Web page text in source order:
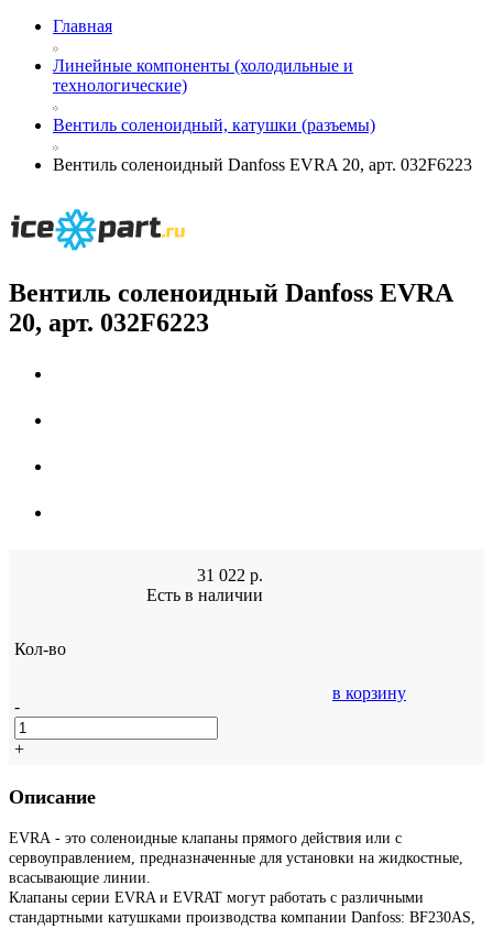
Главная
Линейные компоненты (холодильные и
технологические)
Вентиль соленоидный, катушки (разъемы)
Вентиль соленоидный Danfoss EVRA 20, арт. 032F6223
Вентиль соленоидный Danfoss EVRA
20, арт. 032F6223
31 022 р.
Есть в наличии
Кол-во
-
+
в корзину
Описание
EVRА - это соленоидные клапаны прямого действия или с
сервоуправлением, предназначенные для установки на жидкостные,
всасывающие линии.
Клапаны серии EVRA и EVRAT могут работать с различными
стандартными катушками производства компании Danfoss: BF230AS,